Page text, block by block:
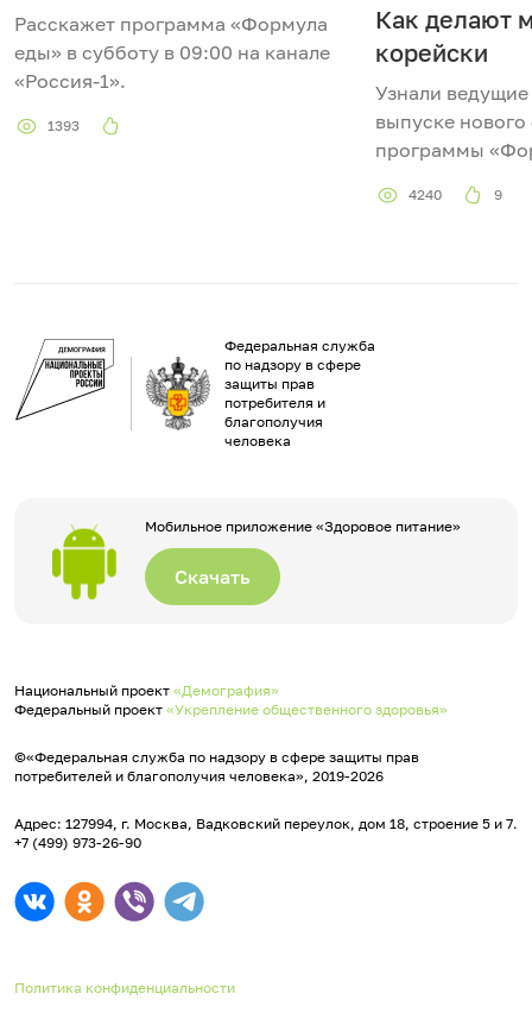
Расскажет программа «Формула
еды» в субботу в 09:00 на канале
«Россия-1».
1393
Как делают
корейски
Узнали
выпуске нового
программы
4240 9
Федеральная служба
по надзору в сфере
защиты прав
потребителя и
благополучия
человека
Мобильное приложение «Здоровое питание»
Скачать
Национальный проект «Демография»
Федеральный проект «Укрепление общественного здоровья»
©«Федеральная служба по надзору в сфере защиты прав
потребителей и благополучия человека», 2019-2026
Адрес: 127994, г. Москва, Вадковский переулок, дом 18, строение 5 и 7.
+7 (499) 973-26-90
Политика конфиденциальности